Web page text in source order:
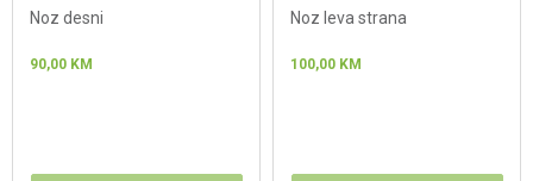
Noz desni
90,00 KM
Noz leva strana
100,00 KM